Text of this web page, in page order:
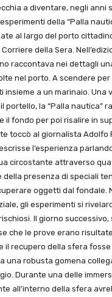
a diventare, negli anni
della “Palla
al largo del porto
della Sera.
raccontava nei dettagli
nel porto. A scendere
insieme a un marinaio. Una
portello, la “Palla nautica”
il fondo per poi risalire in
toccò al giornalista Adolfo
l’esperienza
circostante attraverso
presenza di speciali
oggetti dal fondale.
gli esperimenti si
Il giorno successivo,
che le prove erano risultate
il recupero della sfera
una robusta gomena
Durante una delle
all’interno della sfera